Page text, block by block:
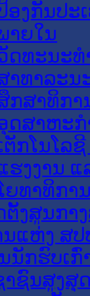
ອງກັນປະ
າຍໃນ
ດທະນະ
າທາລະນ
ກສາທິກາ
ດສາຫະ
ຕັກໂນໂລ
ຮງງານ
ຍທາທິກາ
ງສູນກາ
ແຫ່ງ ສປ
ນັກຮົບເກົ່
ຊົນສູງສຸ